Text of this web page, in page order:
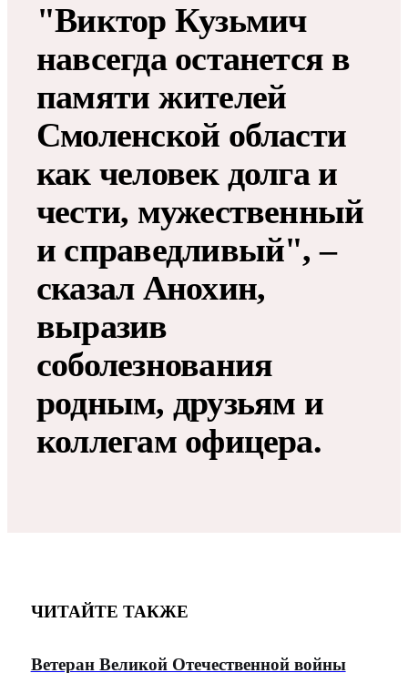
"Виктор Кузьмич
навсегда останется в
памяти жителей
Смоленской области
как человек долга и
чести, мужественный
и справедливый", –
сказал Анохин,
выразив
соболезнования
родным, друзьям и
коллегам офицера.
ЧИТАЙТЕ ТАКЖЕ
Ветеран Великой Отечественной войны